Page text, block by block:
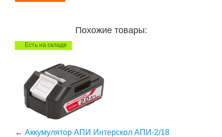
Похожие товары:
Есть на складе
← Аккумулятор АПИ Интерскол АПИ-2/18